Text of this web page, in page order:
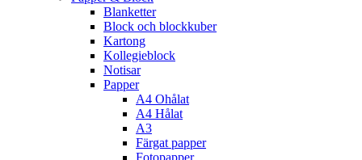
Blanketter
Block och blockkuber
Kartong
Kollegieblock
Notisar
Papper
A4 Ohålat
A4 Hålat
A3
Färgat papper
Fotopapper